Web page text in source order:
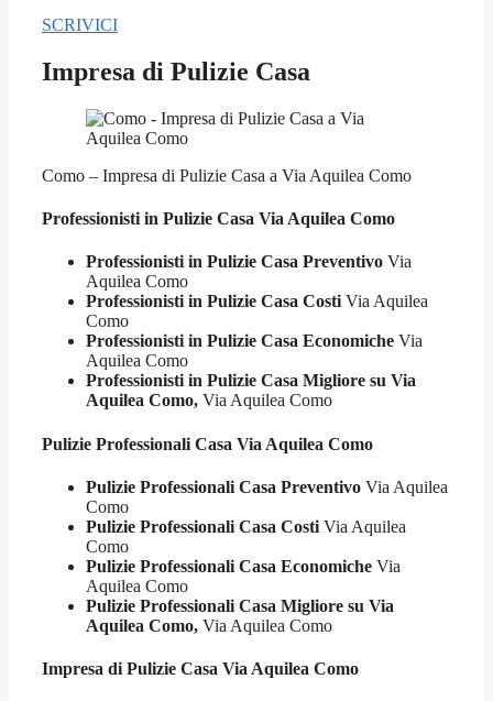
SCRIVICI
Impresa di Pulizie Casa
Como – Impresa di Pulizie Casa a Via Aquilea Como
Professionisti in Pulizie Casa Via Aquilea Como
Professionisti in Pulizie Casa Preventivo Via
Aquilea Como
Professionisti in Pulizie Casa Costi Via Aquilea
Como
Professionisti in Pulizie Casa Economiche Via
Aquilea Como
Professionisti in Pulizie Casa Migliore su Via
Aquilea Como, Via Aquilea Como
Pulizie Professionali Casa Via Aquilea Como
Pulizie Professionali Casa Preventivo Via Aquilea
Como
Pulizie Professionali Casa Costi Via Aquilea
Como
Pulizie Professionali Casa Economiche Via
Aquilea Como
Pulizie Professionali Casa Migliore su Via
Aquilea Como, Via Aquilea Como
Impresa di Pulizie Casa Via Aquilea Como